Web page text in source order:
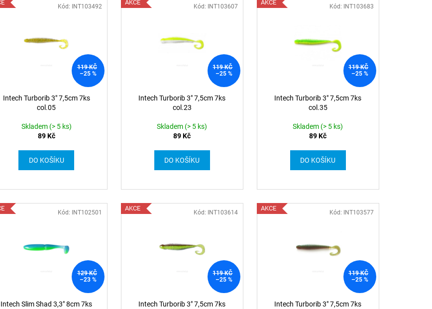
119 KČ
–25 %
Intech Turborib 3" 7,5cm 7ks
col.05
Skladem (> 5 ks)
89 Kč
DO KOŠÍKU
Kód: INT103492
AKCE
119 KČ
–25 %
Intech Turborib 3" 7,5cm 7ks
col.23
Skladem (> 5 ks)
89 Kč
DO KOŠÍKU
Kód: INT103607
AKCE
119 KČ
–25 %
Intech Turborib 3" 7,5cm 7ks
col.35
Skladem (> 5 ks)
89 Kč
DO KOŠÍKU
Kód: INT103683
129 KČ
–23 %
Intech Slim Shad 3,3" 8cm 7ks
Kód: INT102501
AKCE
119 KČ
–25 %
Intech Turborib 3" 7,5cm 7ks
Kód: INT103614
AKCE
119 KČ
–25 %
Intech Turborib 3" 7,5cm 7ks
Kód: INT103577